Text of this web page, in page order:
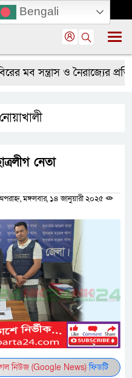
শনিবার, ০৮ অগাস্ট ২০২৬
মব সন্ত্রাস ও নৈরাজ্যের
নোয়াখালী
নেতা
মঙ্গলবার, ১৪ জানুয়ারী ২০২৫
নিউজ (Google News)ফিডটি
Bengali